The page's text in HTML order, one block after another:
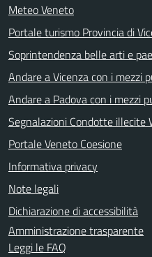
Meteo Veneto
Portale turismo Provincia di
Soprintendenza belle arti e
Andare a Vicenza con i mezzi
Andare a Padova con i mezzi
Segnalazioni Condotte illecite
Portale Veneto Coesione
Informativa privacy
Note legali
Dichiarazione di accessibilità
Amministrazione trasparente
Leggi le FAQ